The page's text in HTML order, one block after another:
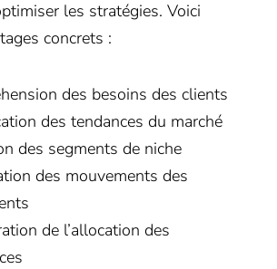
les stratégies. Voici
concrets :
des besoins des clients
des tendances du marché
des segments de niche
des mouvements des
de l’allocation des